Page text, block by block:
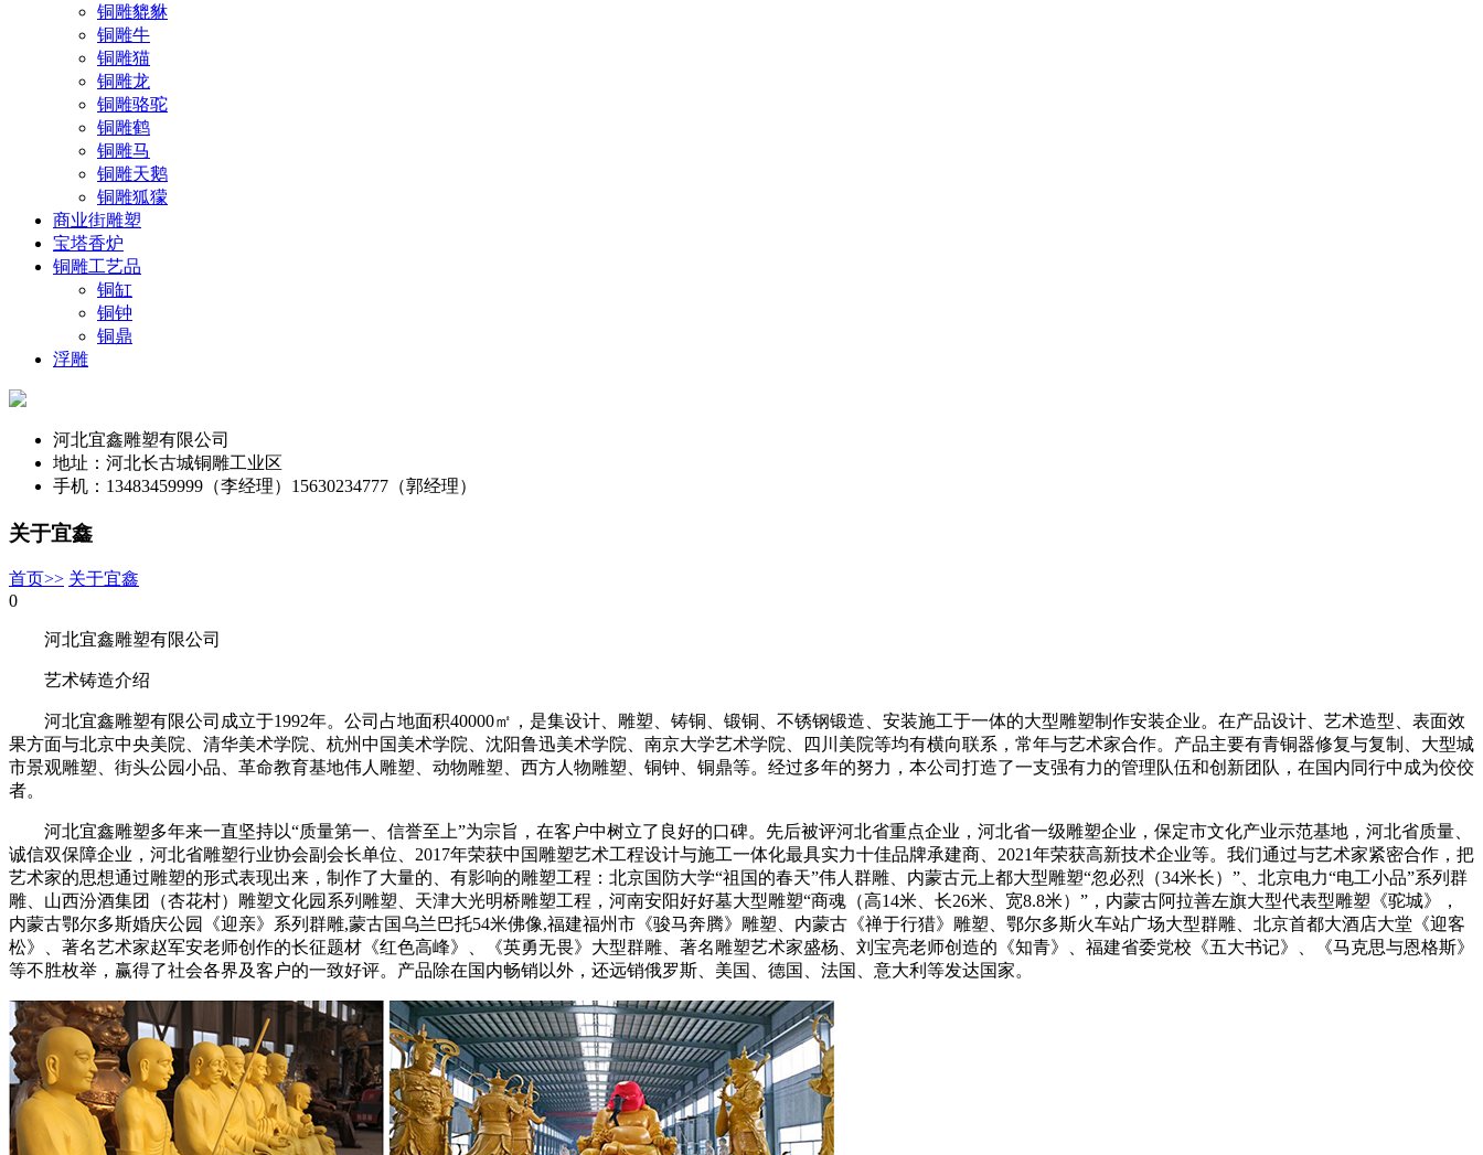
铜雕貔貅
铜雕牛
铜雕猫
铜雕龙
铜雕骆驼
铜雕鹤
铜雕马
铜雕天鹅
铜雕狐獴
商业街雕塑
宝塔香炉
铜雕工艺品
铜缸
铜钟
铜鼎
浮雕
河北宜鑫雕塑有限公司
地址：河北长古城铜雕工业区
手机：13483459999（李经理）15630234777（郭经理）
关于宜鑫
首页>> 关于宜鑫
0
河北宜鑫雕塑有限公司
艺术铸造介绍
河北宜鑫雕塑有限公司成立于1992年。公司占地面积40000㎡，是集设计、雕塑、铸铜、锻铜、不锈钢锻造、安装施工于一体的大型雕塑制作安装企业。在产品设计、艺术造型、表面效
果方面与北京中央美院、清华美术学院、杭州中国美术学院、沈阳鲁迅美术学院、南京大学艺术学院、四川美院等均有横向联系，常年与艺术家合作。产品主要有青铜器修复与复制、大型城
市景观雕塑、街头公园小品、革命教育基地伟人雕塑、动物雕塑、西方人物雕塑、铜钟、铜鼎等。经过多年的努力，本公司打造了一支强有力的管理队伍和创新团队，在国内同行中成为佼佼
者。
河北宜鑫雕塑多年来一直坚持以“质量第一、信誉至上”为宗旨，在客户中树立了良好的口碑。先后被评河北省重点企业，河北省一级雕塑企业，保定市文化产业示范基地，河北省质量、
诚信双保障企业，河北省雕塑行业协会副会长单位、2017年荣获中国雕塑艺术工程设计与施工一体化最具实力十佳品牌承建商、2021年荣获高新技术企业等。我们通过与艺术家紧密合作，把
艺术家的思想通过雕塑的形式表现出来，制作了大量的、有影响的雕塑工程：北京国防大学“祖国的春天”伟人群雕、内蒙古元上都大型雕塑“忽必烈（34米长）”、北京电力“电工小品”系列群
雕、山西汾酒集团（杏花村）雕塑文化园系列雕塑、天津大光明桥雕塑工程，河南安阳好好墓大型雕塑“商魂（高14米、长26米、宽8.8米）”，内蒙古阿拉善左旗大型代表型雕塑《驼城》，
内蒙古鄂尔多斯婚庆公园《迎亲》系列群雕,蒙古国乌兰巴托54米佛像,福建福州市《骏马奔腾》雕塑、内蒙古《禅于行猎》雕塑、鄂尔多斯火车站广场大型群雕、北京首都大酒店大堂《迎客
松》、著名艺术家赵军安老师创作的长征题材《红色高峰》、《英勇无畏》大型群雕、著名雕塑艺术家盛杨、刘宝亮老师创造的《知青》、福建省委党校《五大书记》、《马克思与恩格斯》
等不胜枚举，赢得了社会各界及客户的一致好评。产品除在国内畅销以外，还远销俄罗斯、美国、德国、法国、意大利等发达国家。